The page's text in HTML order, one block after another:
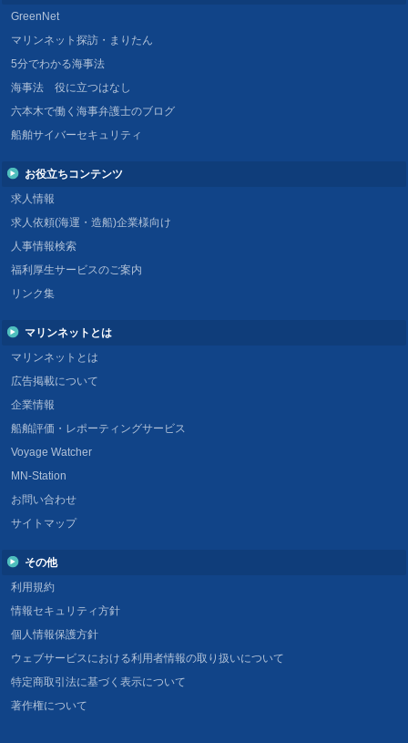
GreenNet
マリンネット探訪・まりたん
5分でわかる海事法
海事法 役に立つはなし
六本木で働く海事弁護士のブログ
船舶サイバーセキュリティ
お役立ちコンテンツ
求人情報
求人依頼(海運・造船)企業様向け
人事情報検索
福利厚生サービスのご案内
リンク集
マリンネットとは
マリンネットとは
広告掲載について
企業情報
船舶評価・レポーティングサービス
Voyage Watcher
MN-Station
お問い合わせ
サイトマップ
その他
利用規約
情報セキュリティ方針
個人情報保護方針
ウェブサービスにおける利用者情報の取り扱いについて
特定商取引法に基づく表示について
著作権について